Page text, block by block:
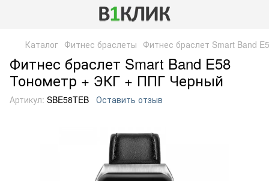
Каталог Фитнес браслеты Фитнес браслет Smart Band
Фитнес браслет Smart Band E58
Тонометр + ЭКГ + ППГ Черный
Артикул: SBE58TEB Оставить отзыв